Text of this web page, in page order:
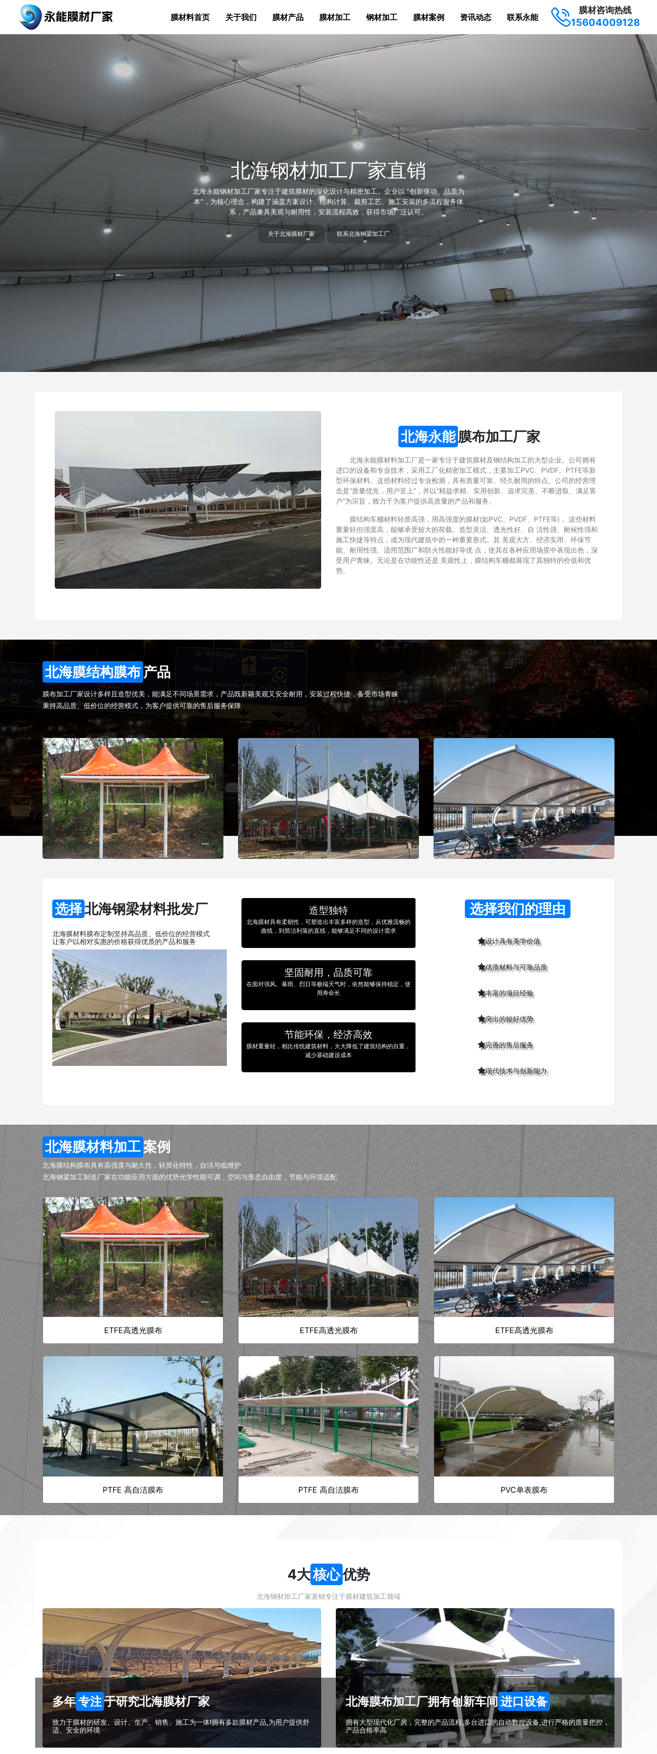
膜材料首页 关于我们 膜材产品 膜材加工 钢材加工 膜材案例 资讯动态 联系永能
膜材咨询热线
15604009128
北海钢材加工厂家直销
北海永能钢材加工厂家专注于建筑膜材的深化设计与精密加工。企业以 "创新驱动、品质为
本"，为核心理念，构建了涵盖方案设计、结构计算、裁剪工艺、施工安装的多流程服务体
系，产品兼具美观与耐用性，安装流程高效，获得市场广泛认可。
关于北海膜材厂家 联系北海钢梁加工厂
北海永能 膜布加工厂家
北海永能膜材料加工厂是一家专注于建筑膜材及钢结构加工的大型企业。公司拥有
进口的设备和专业技术，采用工厂化精密加工模式，主要加工PVC、PVDF、PTFE等新
型环保材料。这些材料经过专业检测，具有质量可靠、经久耐用的特点。公司的经营理
念是“质量优先，用户至上”，并以“精益求精、实用创新、追求完美、不断进取、满足客
户”为宗旨，致力于为客户提供高质量的产品和服务。
膜结构车棚材料轻质高强，用高强度的膜材(如PVC、PVDF、PTFE等)， 这些材料
重量轻但强度高，能够承受较大的荷载。造型灵活、透光性好、自 洁性强、耐候性强和
施工快捷等特点，成为现代建筑中的一种重要形式。其 美观大方、经济实用、环保节
能、耐用性强、适用范围广和防火性能好等优 点，使其在各种应用场景中表现出色，深
受用户青睐。无论是在功能性还是 美观性上，膜结构车棚都展现了其独特的价值和优
势。
北海膜结构膜布 产品
膜布加工厂家设计多样且造型优美，能满足不同场景需求，产品既新颖美观又安全耐用，安装过程快捷，备受市场青睐
秉持高品质、低价位的经营模式，为客户提供可靠的售后服务保障
选择北海钢梁材料批发厂
北海膜材料膜布定制坚持高品质、低价位的经营模式
让客户以相对实惠的价格获得优质的产品和服务
造型独特
北海膜材具有柔韧性，可塑造出丰富多样的造型，从优雅流畅的
曲线，到简洁利落的直线，能够满足不同的设计需求
坚固耐用，品质可靠
在面对强风、暴雨、烈日等极端天气时，依然能够保持稳定，使
用寿命长
节能环保，经济高效
膜材重量轻，相比传统建筑材料，大大降低了建筑结构的自重，
减少基础建设成本
选择我们的理由
设计具有美学价值
优质材料与可靠品质
丰富的项目经验
突出的较好优势
完善的售后服务
现代技术与创新能力
北海膜材料加工案例
北海膜结构膜布具有高强度与耐久性，轻质化特性，自洁与低维护
北海钢梁加工制造厂家在功能应用方面的优势光学性能可调，空间与形态自由度，节能与环境适配
ETFE高透光膜布 ETFE高透光膜布 ETFE高透光膜布
PTFE 高自洁膜布 PTFE 高自洁膜布 PVC单表膜布
4大核心优势
北海钢材加工厂家直销专注于膜材建筑加工领域
多年专注于研究北海膜材厂家
致力于膜材的研发、设计、生产、销售、施工为一体!拥有多款膜材产品,为用户提供舒
适、安全的环境
北海膜布加工厂拥有创新车间进口设备
拥有大型现代化厂房，完整的产品流程,多台进口的自动数控设备,进行严格的质量把控，
产品合格率高